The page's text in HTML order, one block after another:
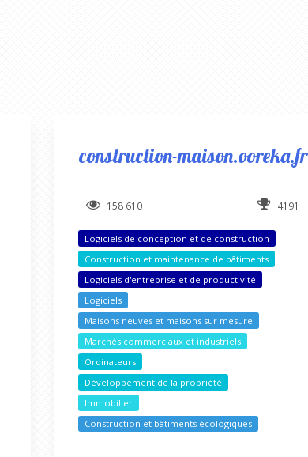
construction-maison.ooreka.fr
158 610 4191
Logiciels de conception et de construction
Construction et maintenance de bâtiments
Logiciels d'entreprise et de productivité
Logiciels
Maisons neuves et maisons sur mesure
Marchés commerciaux et industriels
Ordinateurs
Développement de la propriété
Immobilier
Construction et bâtiments écologiques